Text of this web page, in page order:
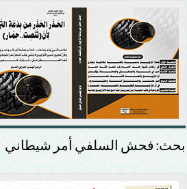
بحث: فحش السلفي أمر شيطاني